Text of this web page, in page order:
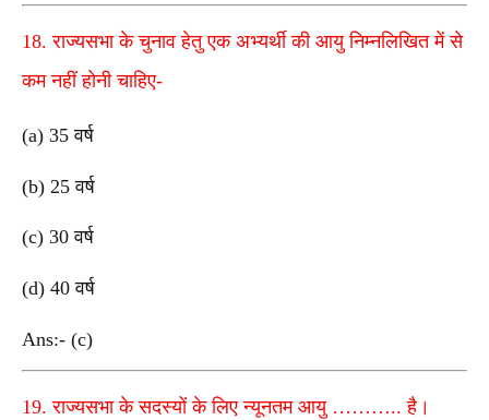
18. राज्यसभा के चुनाव हेतु एक अभ्यर्थी की आयु निम्नलिखित में से
कम नहीं होनी चाहिए-
(a) 35 वर्ष
(b) 25 वर्ष
(c) 30 वर्ष
(d) 40 वर्ष
Ans:- (c)
19. राज्यसभा के सदस्यों के लिए न्यूनतम आयु ……….. है।